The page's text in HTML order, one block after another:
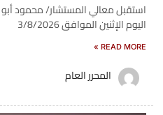
استقبل معالي المستشار/ محمود
اليوم الإثنين الموافق 3/8/2026
READ MORE »
المحرر العام